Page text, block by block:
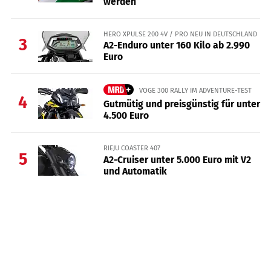
3
HERO XPULSE 200 4V / PRO NEU IN DEUTSCHLAND
A2-Enduro unter 160 Kilo ab 2.990
Euro
4
VOGE 300 RALLY IM ADVENTURE-TEST
Gutmütig und preisgünstig für unter
4.500 Euro
5
RIEJU COASTER 407
A2-Cruiser unter 5.000 Euro mit V2
und Automatik